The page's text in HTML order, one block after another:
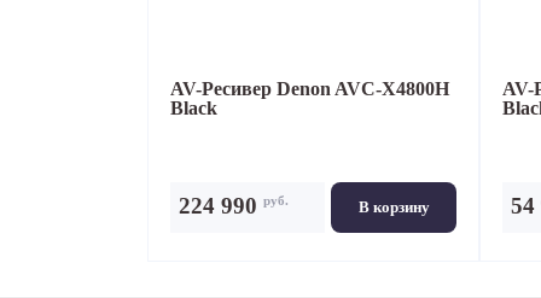
AV-Ресивер Denon AVC-X4800H
Black
В корзину
224 990 руб.
AV-
54